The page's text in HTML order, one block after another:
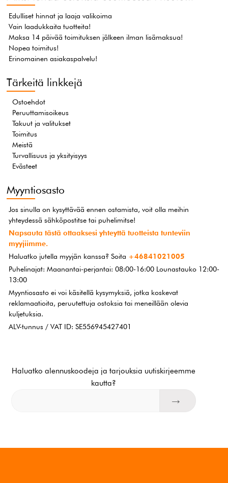
Edulliset hinnat ja laaja valikoima
Vain laadukkaita tuotteita!
Maksa 14 päivää toimituksen jälkeen ilman lisämaksua!
Nopea toimitus!
Erinomainen asiakaspalvelu!
Tärkeitä linkkejä
Ostoehdot
Peruuttamisoikeus
Takuut ja valitukset
Toimitus
Meistä
Turvallisuus ja yksityisyys
Evästeet
Myyntiosasto
Jos sinulla on kysyttävää ennen ostamista, voit olla meihin
yhteydessä sähköpostitse tai puhelimitse!
Napsauta tästä ottaaksesi yhteyttä tuotteista tunteviin
myyjiimme.
Haluatko jutella myyjän kanssa? Soita +46841021005
Puhelinajat: Maanantai-perjantai: 08:00-16:00 Lounastauko 12:00-
13:00
Myyntiosasto ei voi käsitellä kysymyksiä, jotka koskevat
reklamaatioita, peruutettuja ostoksia tai meneillään olevia
kuljetuksia.
ALV-tunnus / VAT ID: SE556945427401
Haluatko alennuskoodeja ja tarjouksia uutiskirjeemme
kautta?